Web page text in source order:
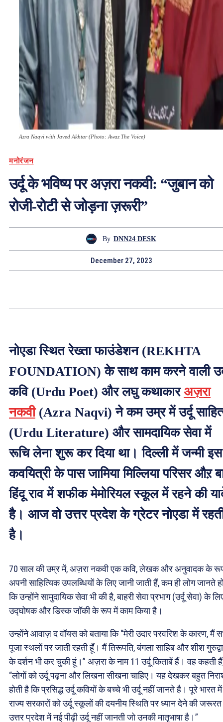
Azra Naqvi with Javed Akhtar (Photo: Awaz The Voice)
मनोरंजन
उर्दू के भविष्य पर अज़रा नकवी: “जुबान को
रोजी-रोटी से जोड़ना ज़रूरी”
By DNN24 DESK
December 27, 2023
नोएडा स्थित रेख्ता फाउंडेशन (REKHTA
FOUNDATION) के साथ काम करने वाली
कवि (Urdu Poet) और लघु कथाकार अज़रा
नकवी(Azra Naqvi) ने कम उम्र में उर्दू
(Urdu Literature) और सामदायिक सेवा में
रूचि लेना शुरू कर दिया था। दिल्ली में जन्मी इस
कवयित्री के पास जामिया मिल्लिया परिसर औऱ
हिंदू राव में शफीक मेमोरियल स्कूल में रहने की
है। आज वो उत्तर प्रदेश के ग्रेटर नोएडा में
है।
70 साल की उम्र में, अज़रा नकवी एक कवि, लेखक और अनुवादक के
अपनी साहित्यिक उपलब्धियों के लिए जानी जाती हैं, कम ही लोग जानते
कि उन्होंने सामुदायिक सेवा भी की है, बाहरी सेवा प्रभाग (उर्दू सेवा) के
उद्घोषक और डिस्क जॉकी के रूप में काम किया है।
उन्होंने आवाज़ द वॉयस को बताया कि “मेरी उदार परवरिश के कारण, मैं
पूजा स्थलों पर जाती रहती हूँ। मैं तिरूपति, बंगला साहिब और शीश
के दर्शन भी कर चुकी हूं।” अज़रा के नाम 11 उर्दू किताबें हैं। वह कहती
“लोगों को उर्दू पढ़ना और लिखना सीखना चाहिए। यह देखकर बहुत
होती है कि प्रसिद्ध उर्दू कवियों के बच्चे भी उर्दू नहीं जानते है। पूरे भारत में
राज्य सरकारों को उर्दू स्कूलों की दयनीय स्थिति पर ध्यान देने की
उत्तर प्रदेश में नई पीढ़ी उर्दू नहीं जानती जो उनकी मातृभाषा है।”